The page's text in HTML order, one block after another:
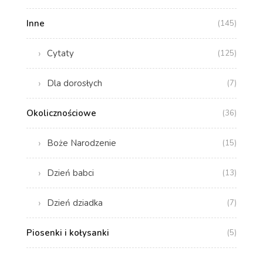
Inne (145)
Cytaty (125)
Dla dorosłych (7)
Okolicznościowe (36)
Boże Narodzenie (15)
Dzień babci (13)
Dzień dziadka (7)
Piosenki i kołysanki (5)